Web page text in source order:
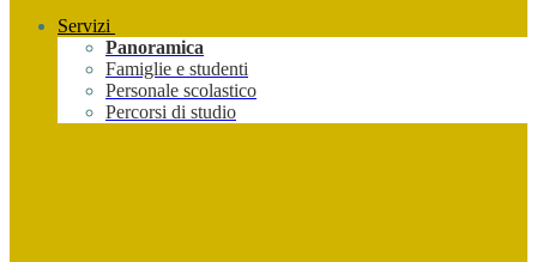
Servizi
Panoramica
Famiglie e studenti
Personale scolastico
Percorsi di studio